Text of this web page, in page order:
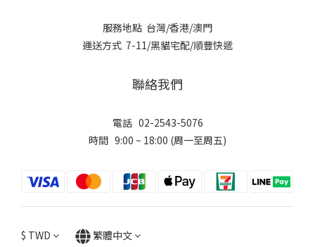
服務地點 台灣/香港/澳門
運送方式 7-11/黑貓宅配/順豐快遞
聯絡我們
電話 02-2543-5076
時間 9:00 ~ 18:00 (周一至周五)
$ TWD 繁體中文